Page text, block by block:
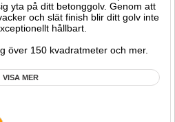
yta på ditt betonggolv. Genom att
och slät finish blir ditt golv inte
hållbart.
över 150 kvadratmeter och mer.
VISA MER